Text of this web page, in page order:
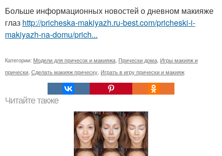
Больше информационных новостей о дневном макияже
глаз http://pricheska-makiyazh.ru-best.com/pricheski-i-
makiyazh-na-domu/prich...
Категории: Модели для причесок и макияжа Прически дома Игры макияж и
прически Сделать макияж прическу Играть в игру прически и макияж
Читайте также